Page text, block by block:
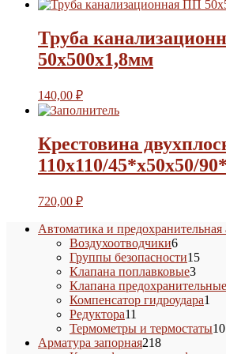
Труба
50х500х1,8мм
140,00 ₽
Крестовина
110х110/45*х50х50/90*
720,00 ₽
Автоматика и предохранительная
Воздухоотводчики66
товаров
Группы безопасности1515
Клапана поплавковые33
Клапана
Компенсатор гидроудара1
Редуктора11
товаров
Термометры и термостаты10
Арматура запорная218218